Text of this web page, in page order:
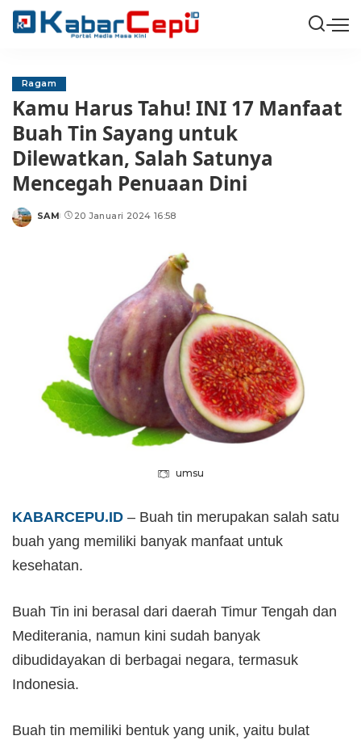
Ragam
Kamu Harus Tahu! INI 17 Manfaat
Buah Tin Sayang untuk
Dilewatkan, Salah Satunya
Mencegah Penuaan Dini
Posted
SAM 20 Januari 2024 16:58
umsu
KABARCEPU.ID – Buah tin merupakan salah satu
buah yang memiliki banyak manfaat untuk
kesehatan.
Buah Tin ini berasal dari daerah Timur Tengah dan
Mediterania, namun kini sudah banyak
dibudidayakan di berbagai negara, termasuk
Indonesia.
Buah tin memiliki bentuk yang unik, yaitu bulat